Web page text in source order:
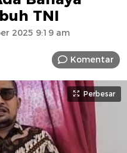
TNI
2025 9:19 am
Komentar
Perbesar